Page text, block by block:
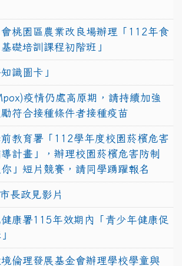
桃園區農業改良場辦理「112年食
礎培訓課程初階班」
識圖卡」
疫情仍處高原期，請持續加強
符合接種條件者接種疫苗
教育署「112學年度校園菸檳危害
計畫」，辦理校園菸檳危害防制
」短片競賽，請同學踴躍報名
長政見影片
康署115年效期內「青少年健康促
倫理發展基金會辦理學校學童與